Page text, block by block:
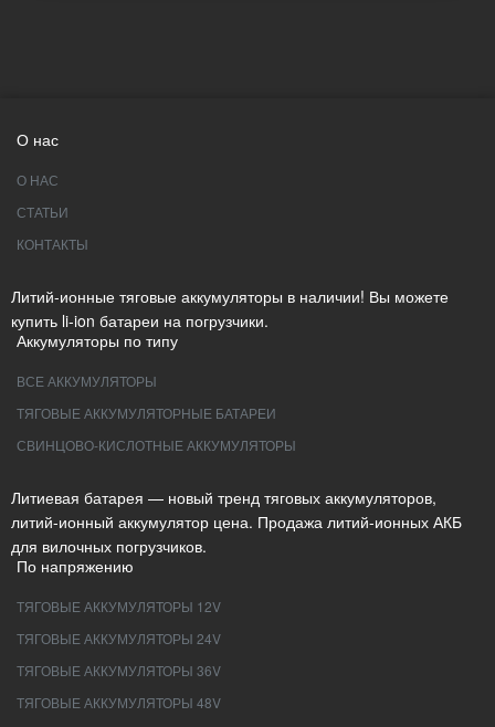
О нас
О НАС
СТАТЬИ
КОНТАКТЫ
Литий-ионные тяговые аккумуляторы в наличии! Вы можете
купить li-ion батареи на погрузчики.
Аккумуляторы по типу
ВСЕ АККУМУЛЯТОРЫ
ТЯГОВЫЕ АККУМУЛЯТОРНЫЕ БАТАРЕИ
СВИНЦОВО-КИСЛОТНЫЕ АККУМУЛЯТОРЫ
Литиевая батарея — новый тренд тяговых аккумуляторов,
литий-ионный аккумулятор цена. Продажа литий-ионных АКБ
для вилочных погрузчиков.
По напряжению
ТЯГОВЫЕ АККУМУЛЯТОРЫ 12V
ТЯГОВЫЕ АККУМУЛЯТОРЫ 24V
ТЯГОВЫЕ АККУМУЛЯТОРЫ 36V
ТЯГОВЫЕ АККУМУЛЯТОРЫ 48V